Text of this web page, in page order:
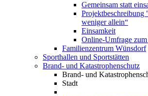
Gemeinsam statt
Projektbeschreibung
weniger allein“
Einsamkeit
Online-Umfrage
Familienzentrum Wünsdorf
Sporthallen und Sportstätten
Brand- und Katastrophenschutz
Brand- und
Stadt